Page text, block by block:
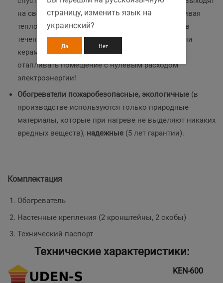
на свою рабочую температуру, активно накапливая
тепло, а остывают до комнатной температуры в
течение 2-4 часов! На протяжении этого времени
керамогранитные обогреватели продолжают
отапливать помещение с нулевым расходом
электроэнергии!
Обогреватели пожаробезопасные, экологичные (в
производстве используются только природные
материалы, которые при нагреве не выделяют никаких
вредных веществ), надежные (5 лет гарантии).
Комплектация
Обогреватель
Настенные крепления (2 кронштейны, 2 скобы)
Технический паспорт
Технические характеристики:
KEN-600
страницу, изменить язык на
украинский?
Да Нет